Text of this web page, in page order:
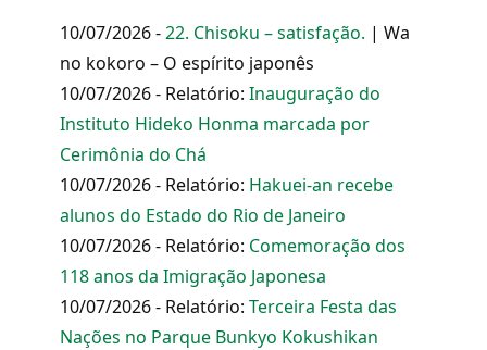
10/07/2026 -22. Chisoku – satisfação. | Wa
no kokoro – O espírito japonês
10/07/2026 - Relatório: Inauguração do
Instituto Hideko Honma marcada por
Cerimônia do Chá
10/07/2026 - Relatório: Hakuei-an recebe
alunos do Estado do Rio de Janeiro
10/07/2026 - Relatório: Comemoração dos
118 anos da Imigração Japonesa
10/07/2026 - Relatório: Terceira Festa das
Nações no Parque Bunkyo Kokushikan